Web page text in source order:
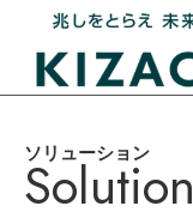
ソリューション
Solution